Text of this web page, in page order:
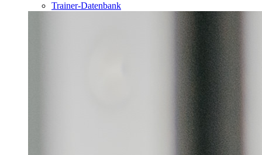
Trainer-Datenbank